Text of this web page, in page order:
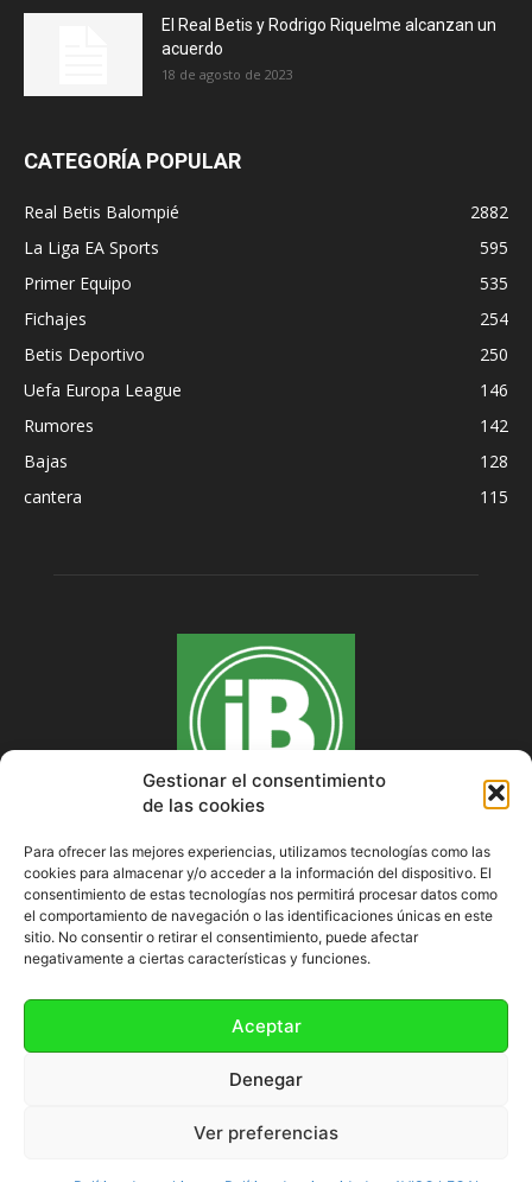
Gestionar el consentimiento
de las cookies
Para ofrecer las mejores experiencias, utilizamos tecnologías como las
cookies para almacenar y/o acceder a la información del dispositivo. El
consentimiento de estas tecnologías nos permitirá procesar datos como
el comportamiento de navegación o las identificaciones únicas en este
sitio. No consentir o retirar el consentimiento, puede afectar
negativamente a ciertas características y funciones.
Aceptar
Denegar
Ver preferencias
El Real Betis y Rodrigo Riquelme alcanzan un
acuerdo
18 de agosto de 2023
CATEGORÍA POPULAR
Real Betis Balompié
2882
La Liga EA Sports
595
Primer Equipo
535
Fichajes
254
Betis Deportivo
250
Uefa Europa League
146
Rumores
142
Bajas
128
cantera
115
SOBRE NOSOTROS
Política de cookies (UE)